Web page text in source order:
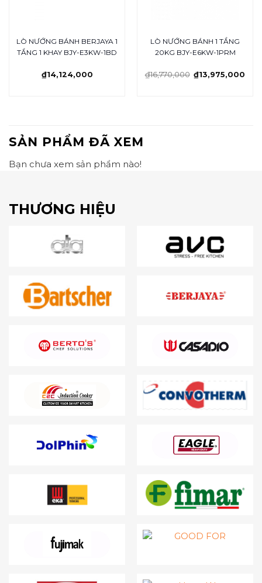
LÒ NƯỚNG BÁNH BERJAYA 1
TẦNG 1 KHAY BJY-E3KW-1BD
₫14,124,000
LÒ NƯỚNG BÁNH 1 TẦNG
20KG BJY-E6KW-1PRM
₫16,770,000 ₫13,975,000
SẢN PHẨM ĐÃ XEM
Bạn chưa xem sản phẩm nào!
THƯƠNG HIỆU